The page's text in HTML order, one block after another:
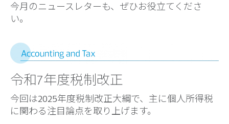
今月のニュースレターも、ぜひお役立てくださ
い。
令和7年度税制改正
今回は2025年度税制改正大綱で、主に個人所得税
に関わる注目論点を取り上げます。